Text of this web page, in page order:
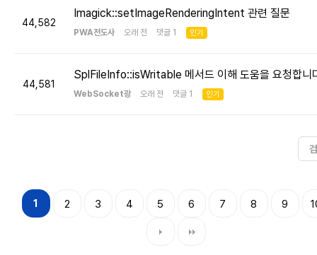
44,582
Imagick::setImageRenderingIntent 관련 질문
PWA전도사 오래 전 댓글 1 인기
44,581
SplFileInfo::isWritable 메서드 이해 도움을 요청합니
WebSocket광 오래 전 댓글 1 인기
1 2 3 4 5 6 7 8 9